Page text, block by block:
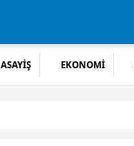
ASAYİŞ EKONOMİ